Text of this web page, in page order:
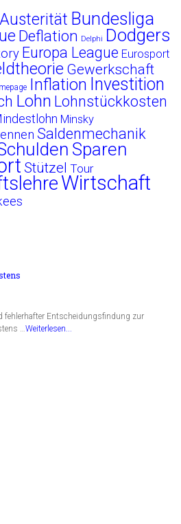
Austerität Bundesliga
Deflation Delphi Dodgers
Europa League Eurosport
Gewerkschaft
Inflation Investition
Lohn Lohnstückkosten
Minsky
Saldenmechanik
Sparen
Stützel Tour
Wirtschaft
fehlerhafter Entscheidungsfindung zur
…Weiterlesen...